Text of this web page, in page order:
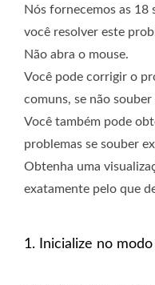
Nós fornecemos as 18
você resolver este
Não abra o mouse.
Você pode corrigir o
comuns, se não
Você também pode
problemas se souber
Obtenha uma
exatamente pelo que
1. Inicialize no